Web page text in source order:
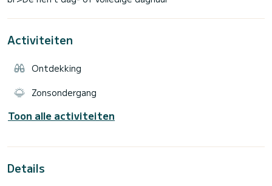
Activiteiten
Ontdekking
Zonsondergang
Toon alle activiteiten
Details